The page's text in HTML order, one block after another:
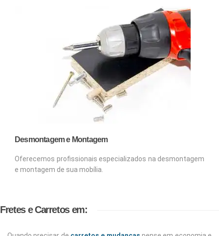
Desmontagem e Montagem
Oferecemos profissionais especializados na desmontagem
e montagem de sua mobília.
Fretes e Carretos em: